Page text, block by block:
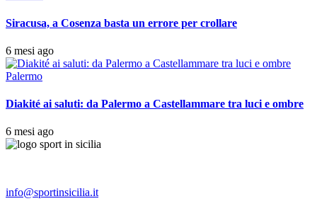
Siracusa, a Cosenza basta un errore per crollare
6 mesi ago
Palermo
Diakité ai saluti: da Palermo a Castellammare tra luci e ombre
6 mesi ago
info@sportinsicilia.it